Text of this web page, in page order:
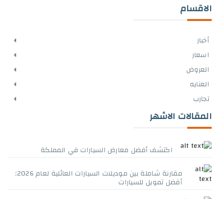
الاقسام
أخبار
اسعار
العروض
العنايه
تجارب
المقالات الاشهر
اكتشف أفضل معارض السيارات في المملكة
مقارنة شاملة بين موديلات السيارات العائلية لعام 2026:
أفضل تمويل للسيارات